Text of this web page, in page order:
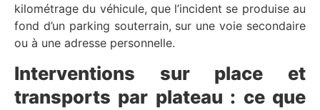
kilométrage du véhicule, que l’incident se produise au
fond d’un parking souterrain, sur une voie secondaire
ou à une adresse personnelle.
Interventions sur place et
transports par plateau : ce que